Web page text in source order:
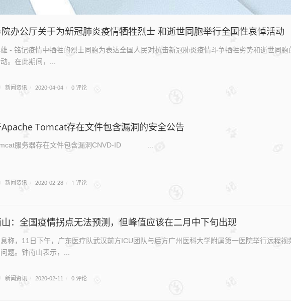
办公厅关于为新冠肺炎疫情牺牲烈士 和逝世同胞举行全国性哀悼活动
- 铭记疫情中牺牲的烈士同胞为表达全国人民对抗击新冠肺炎疫情斗争牺牲劣势和逝世同
。在此期间，...
新闻资讯 2020-04-04 0 评论
Tomcat存在文件包含漏洞的安全公告
服务器存在文件包含漏洞CNVD-ID ...
新闻资讯 2020-02-28 1 评论
：全国疫情拐点无法预测，但峰值应该在二月中下旬出现
称，11日下午，广东医疗队武汉前方ICU团队与后方广州医科大学附属第一医院举行远程
题。钟南山表示，...
新闻资讯 2020-02-11 0 评论